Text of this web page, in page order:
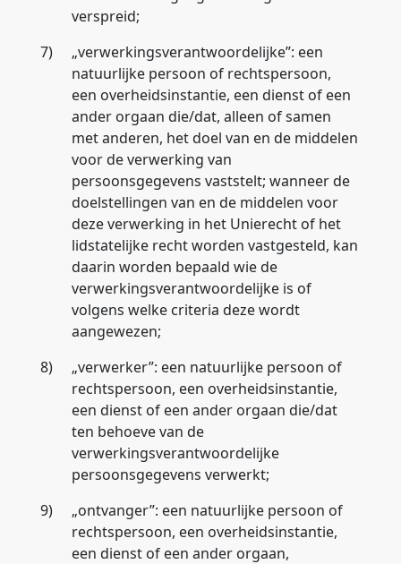
verspreid;
7)
„verwerkingsverantwoordelijke”: een
natuurlijke persoon of rechtspersoon,
een overheidsinstantie, een dienst of een
ander orgaan die/dat, alleen of samen
met anderen, het doel van en de middelen
voor de verwerking van
persoonsgegevens vaststelt; wanneer de
doelstellingen van en de middelen voor
deze verwerking in het Unierecht of het
lidstatelijke recht worden vastgesteld, kan
daarin worden bepaald wie de
verwerkingsverantwoordelijke is of
volgens welke criteria deze wordt
aangewezen;
8)
„verwerker”: een natuurlijke persoon of
rechtspersoon, een overheidsinstantie,
een dienst of een ander orgaan die/dat
ten behoeve van de
verwerkingsverantwoordelijke
persoonsgegevens verwerkt;
9)
„ontvanger”: een natuurlijke persoon of
rechtspersoon, een overheidsinstantie,
een dienst of een ander orgaan,